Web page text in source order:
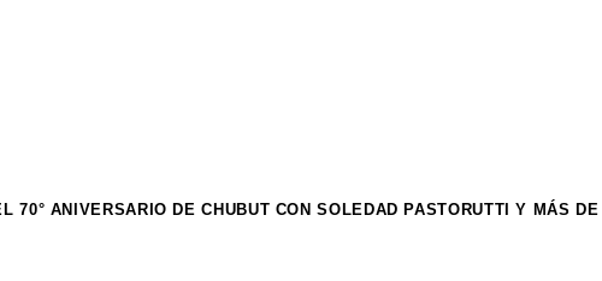
70° ANIVERSARIO DE CHUBUT CON SOLEDAD PASTORUTTI Y MÁS